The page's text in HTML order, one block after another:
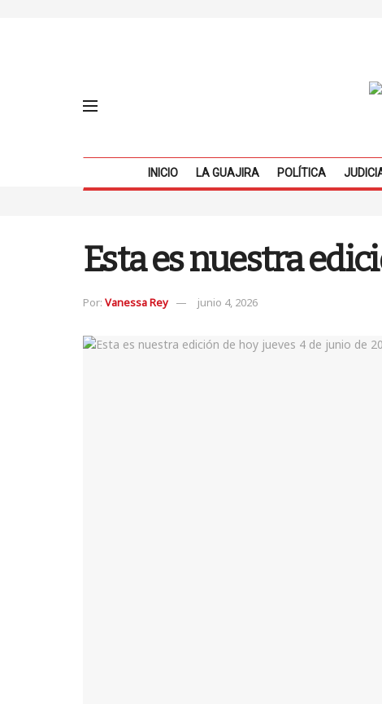
INICIO LA GUAJIRA POLÍTICA
Esta es nuestra
Por: Vanessa Rey junio 4, 2026